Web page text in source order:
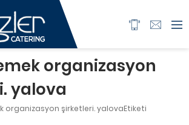
organizasyon
yalova
organizasyon şirketleri. yalovaEtiketi